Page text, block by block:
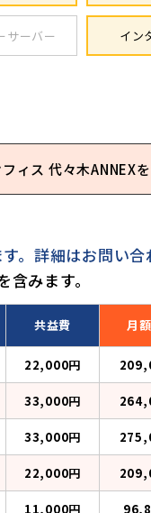
サーバー イン
ィス 代々木ANNEXを
。 詳細はお問い合
みます。
共益費 月
22,000円
33,000円
33,000円
22,000円
11,000円